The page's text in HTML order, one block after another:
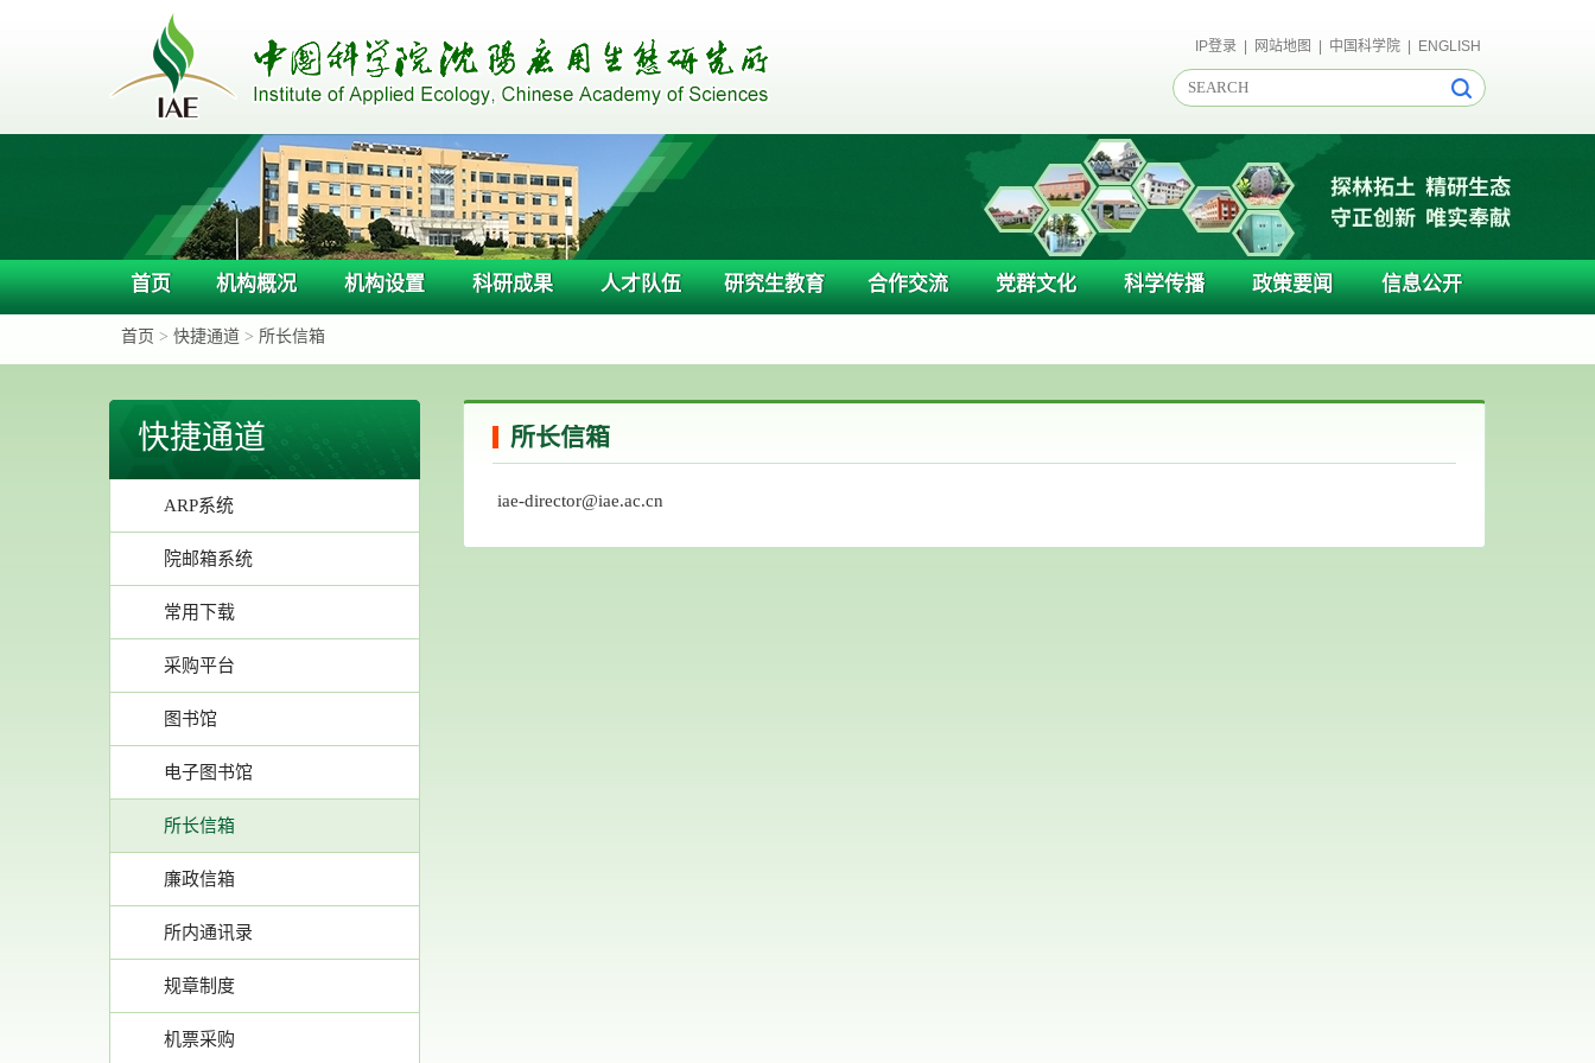
IP登录| 网站地图 中国科学院| ENGLISH
首页 机构概况 机构设置 科研成果 人才队伍 研究生教育 合作交流 党群文化 科学传播 政策要闻 信息公开
首页 > 快捷通道 > 所长信箱
快捷通道
ARP系统
院邮箱系统
常用下载
采购平台
图书馆
电子图书馆
所长信箱
廉政信箱
所内通讯录
规章制度
机票采购
所长信箱
iae-director@iae.ac.cn